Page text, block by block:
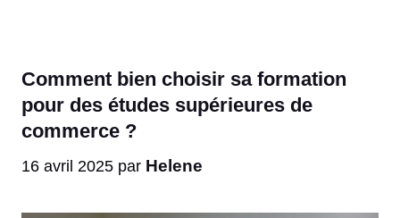
Comment bien choisir sa formation
pour des études supérieures de
commerce ?
16 avril 2025 par Helene